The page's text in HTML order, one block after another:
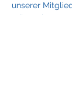
unserer
teilzunehmen.